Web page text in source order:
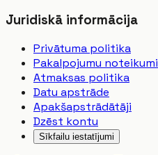
Juridiskā informācija
Privātuma politika
Pakalpojumu noteikumi
Atmaksas politika
Datu apstrāde
Apakšapstrādātāji
Dzēst kontu
Sīkfailu iestatījumi